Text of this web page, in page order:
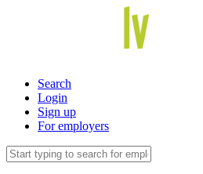
Search
Login
Sign up
For employers